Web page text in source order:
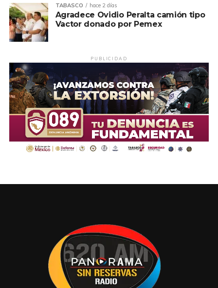
TABASCO hace 2 días
Agradece Ovidio Peralta camión tipo
Vactor donado por Pemex
PUBLICIDAD